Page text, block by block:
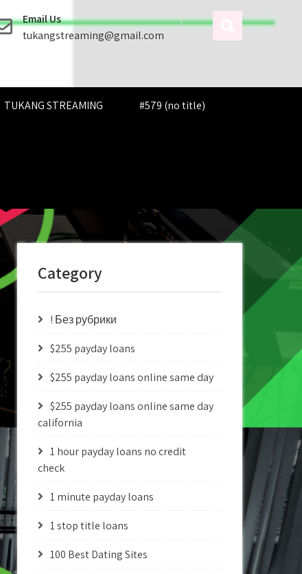
Email Us
tukangstreaming@gmail.com
TUKANG STREAMING #579 (no title)
Category
! Без рубрики
$255 payday loans
$255 payday loans online same day
$255 payday loans online same day
california
1 hour payday loans no credit
check
1 minute payday loans
1 stop title loans
100 Best Dating Sites